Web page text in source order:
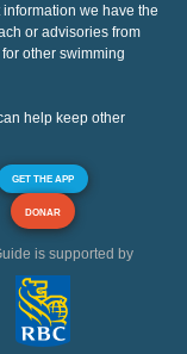
we have the
or advisories from
other swimming
help keep other
GET THE APP
DONAR
is supported by